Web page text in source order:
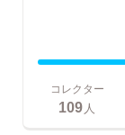
コレクター
109人